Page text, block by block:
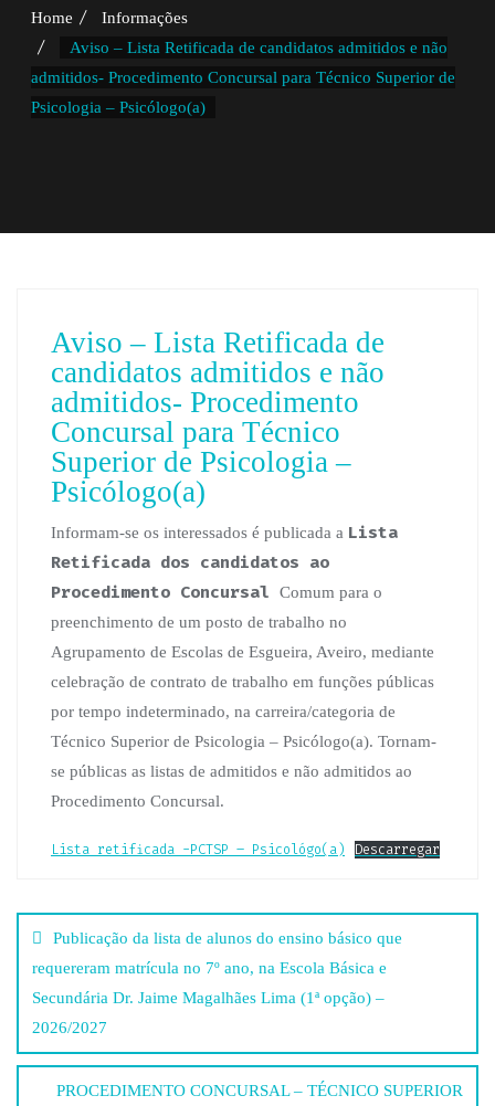
Home
Informações
Aviso – Lista Retificada de candidatos admitidos e não
admitidos- Procedimento Concursal para Técnico Superior de
Psicologia – Psicólogo(a)
Aviso – Lista Retificada de
candidatos admitidos e não
admitidos- Procedimento
Concursal para Técnico
Superior de Psicologia –
Psicólogo(a)
Informam-se os interessados é publicada a Lista
Retificada dos candidatos ao
Procedimento Concursal
Comum para o
preenchimento de um posto de trabalho no
Agrupamento de Escolas de Esgueira, Aveiro, mediante
celebração de contrato de trabalho em funções públicas
por tempo indeterminado, na carreira/categoria de
Técnico Superior de Psicologia – Psicólogo(a). Tornam-
se públicas as listas de admitidos e não admitidos ao
Procedimento Concursal.
Lista retificada -PCTSP – Psicológo(a) Descarregar
Navegação
de
artigos
Publicação da lista de alunos do ensino básico que
requereram matrícula no 7º ano, na Escola Básica e
Secundária Dr. Jaime Magalhães Lima (1ª opção) –
2026/2027
PROCEDIMENTO CONCURSAL – TÉCNICO SUPERIOR